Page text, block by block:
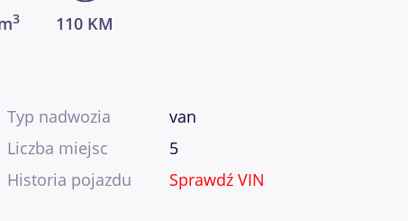
3 110 KM
Typ nadwozia
van
Liczba miejsc
5
Historia pojazdu
Sprawdź VIN